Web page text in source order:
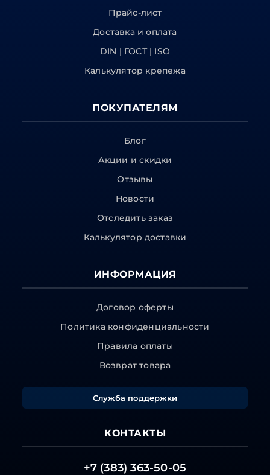
Прайс-лист
Доставка и оплата
DIN | ГОСТ | ISO
Калькулятор крепежа
ПОКУПАТЕЛЯМ
Блог
Акции и скидки
Отзывы
Новости
Отследить заказ
Калькулятор доставки
ИНФОРМАЦИЯ
Договор оферты
Политика конфиденциальности
Правила оплаты
Возврат товара
Служба поддержки
КОНТАКТЫ
+7 (383) 363-50-05